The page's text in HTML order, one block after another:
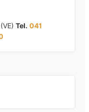
Tel. 041